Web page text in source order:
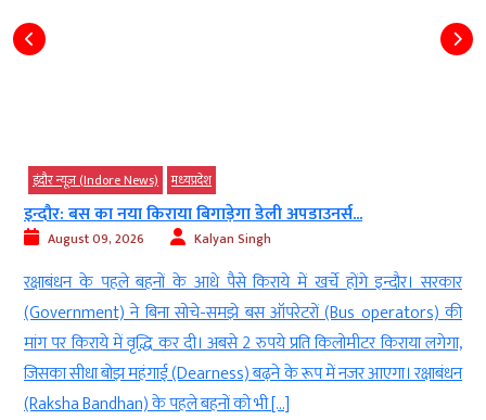
इंदौर न्यूज़ (Indore News) मध्‍यप्रदेश
इन्दौर: बस का नया किराया बिगाड़ेगा डेली अपडाउनर्स...
August 09, 2026 Kalyan Singh
रक्षाबंधन के पहले बहनों के आधे पैसे किराये में खर्चे होंगे इन्दौर। सरकार
(Government) ने बिना सोचे-समझे बस ऑपरेटरों (Bus operators) की
मांग पर किराये में वृद्धि कर दी। अबसे 2 रुपये प्रति किलोमीटर किराया लगेगा,
जिसका सीधा बोझ महंगाई (Dearness) बढ़ने के रूप में नजर आएगा। रक्षाबंधन
(Raksha Bandhan) के पहले बहनों को भी […]